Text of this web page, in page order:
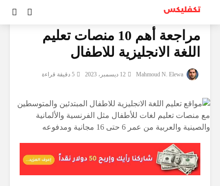
مراجعات
مراجعة أهم 10 منصات تعليم
اللغة الانجليزية للاطفال
12 ديسمبر، 2023 5 دقيقة قراءة